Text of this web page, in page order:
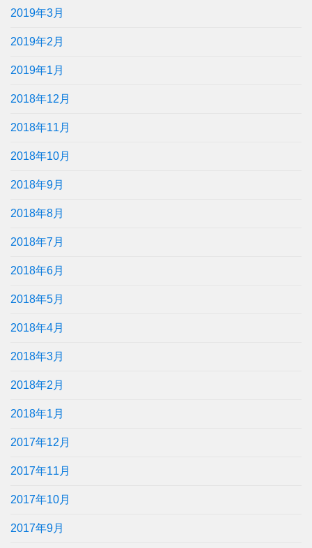
2019年3月
2019年2月
2019年1月
2018年12月
2018年11月
2018年10月
2018年9月
2018年8月
2018年7月
2018年6月
2018年5月
2018年4月
2018年3月
2018年2月
2018年1月
2017年12月
2017年11月
2017年10月
2017年9月